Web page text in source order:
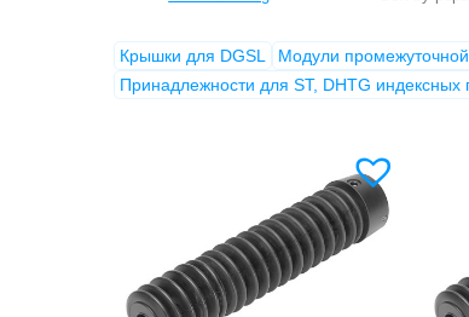
Крышки для DGSL Модули
Принадлежности для ST, DHTG индексных